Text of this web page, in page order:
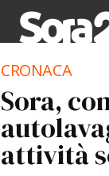
CRONACA
Sora,
attività